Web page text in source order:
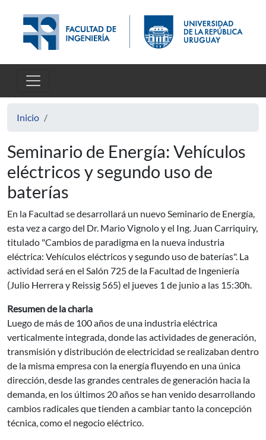
Inicio
Seminario de Energía: Vehículos
eléctricos y segundo uso de
baterías
En la Facultad se desarrollará un nuevo Seminario de Energía,
esta vez a cargo del Dr. Mario Vignolo y el Ing. Juan Carriquiry,
titulado "Cambios de paradigma en la nueva industria
eléctrica: Vehículos eléctricos y segundo uso de baterías". La
actividad será en el Salón 725 de la Facultad de Ingeniería
(Julio Herrera y Reissig 565) el jueves 1 de junio a las 15:30h.
Resumen de la charla
Luego de más de 100 años de una industria eléctrica
verticalmente integrada, donde las actividades de generación,
transmisión y distribución de electricidad se realizaban dentro
de la misma empresa con la energía fluyendo en una única
dirección, desde las grandes centrales de generación hacia la
demanda, en los últimos 20 años se han venido desarrollando
cambios radicales que tienden a cambiar tanto la concepción
técnica, como el negocio eléctrico.